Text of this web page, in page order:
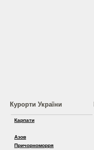
Курорти України
Карпати
Азов
Причорноморря